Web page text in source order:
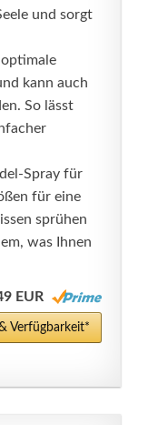
und sorgt
kann auch
So lässt
Spray für
für eine
sprühen
was Ihnen
EUR
Verfügbarkeit*